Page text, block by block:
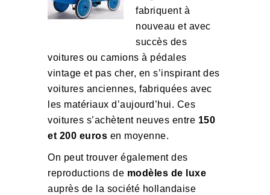
fabriquent à
nouveau et avec
succès des
voitures ou camions à pédales
vintage et pas cher, en s’inspirant des
voitures anciennes, fabriquées avec
les matériaux d’aujourd’hui. Ces
voitures s’achètent neuves entre 150
et 200 euros en moyenne.
On peut trouver également des
reproductions de modèles de luxe
auprès de la société hollandaise